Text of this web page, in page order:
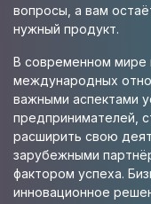
вопросы, а вам
нужный продукт.
В современном мире
международных
важными аспектами
предпринимателей,
расширить свою
зарубежными
фактором успеха.
инновационное